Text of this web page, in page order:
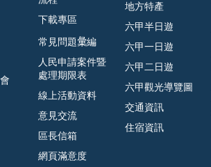
下載專區
常見問題𢑥編
人民申請案件暨
處理期限表
線上活動資料
意見交流
區長信箱
網頁滿意度
地方特產
六甲半日遊
六甲一日遊
六甲二日遊
六甲觀光導覽圖
交通資訊
住宿資訊